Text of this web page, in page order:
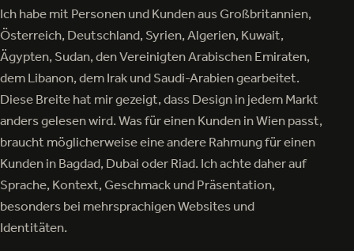
Ich habe mit Personen und Kunden aus Großbritannien,
Österreich, Deutschland, Syrien, Algerien, Kuwait,
Ägypten, Sudan, den Vereinigten Arabischen Emiraten,
dem Libanon, dem Irak und Saudi-Arabien gearbeitet.
Diese Breite hat mir gezeigt, dass Design in jedem Markt
anders gelesen wird. Was für einen Kunden in Wien passt,
braucht möglicherweise eine andere Rahmung für einen
Kunden in Bagdad, Dubai oder Riad. Ich achte daher auf
Sprache, Kontext, Geschmack und Präsentation,
besonders bei mehrsprachigen Websites und
Identitäten.